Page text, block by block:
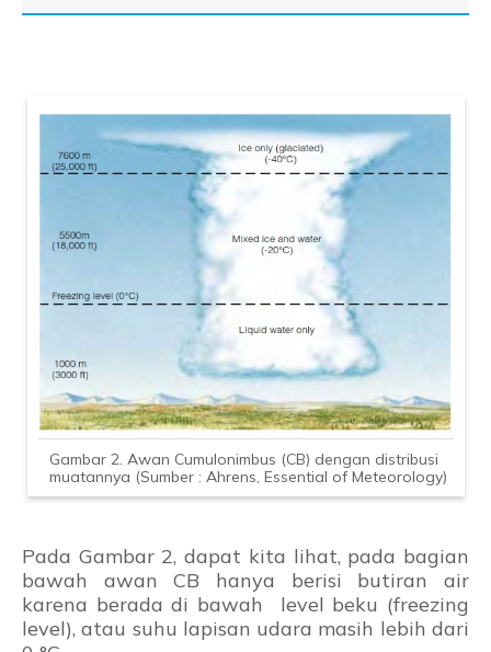
Gambar 2. Awan Cumulonimbus (CB) dengan distribusi
muatannya (Sumber : Ahrens, Essential of Meteorology)
Pada Gambar 2, dapat kita lihat, pada bagian
bawah awan CB hanya berisi butiran air
karena berada di bawah level beku (freezing
level), atau suhu lapisan udara masih lebih dari